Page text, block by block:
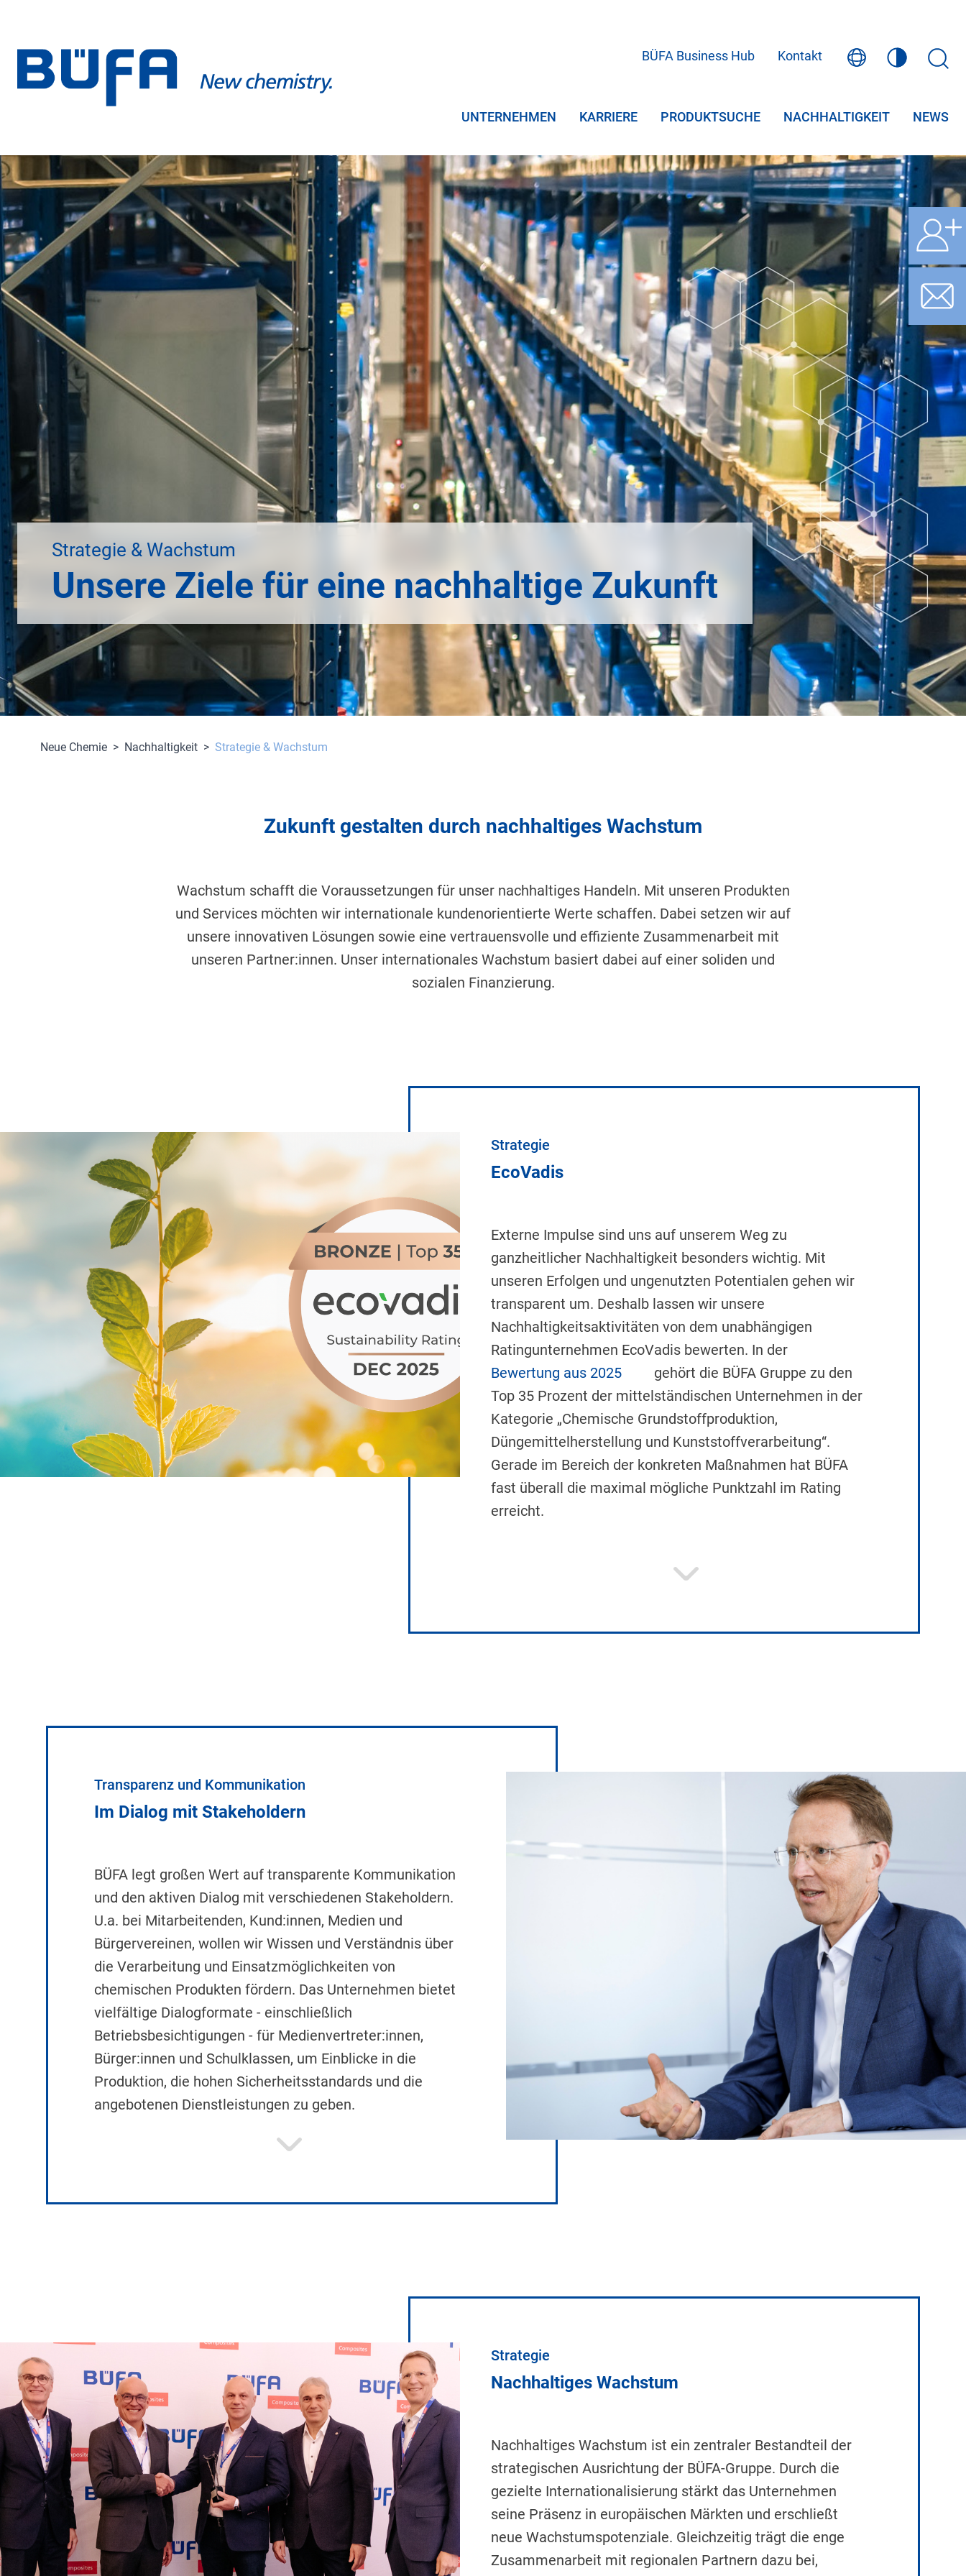
BÜFA Business Hub Kontakt
UNTERNEHMEN KARRIERE PRODUKTSUCHE NACHHALTIGKEIT NEWS
Strategie & Wachstum
Unsere Ziele für eine nachhaltige Zukunft
Neue Chemie > Nachhaltigkeit > Strategie & Wachstum
Zukunft gestalten durch nachhaltiges Wachstum
Wachstum schafft die Voraussetzungen für unser nachhaltiges Handeln. Mit unseren Produkten
und Services möchten wir internationale kundenorientierte Werte schaffen. Dabei setzen wir auf
unsere innovativen Lösungen sowie eine vertrauensvolle und effiziente Zusammenarbeit mit
unseren Partner:innen. Unser internationales Wachstum basiert dabei auf einer soliden und
sozialen Finanzierung.
Strategie
EcoVadis
Externe Impulse sind uns auf unserem Weg zu
ganzheitlicher Nachhaltigkeit besonders wichtig. Mit
unseren Erfolgen und ungenutzten Potentialen gehen wir
transparent um. Deshalb lassen wir unsere
Nachhaltigkeitsaktivitäten von dem unabhängigen
Ratingunternehmen EcoVadis bewerten. In der
Bewertung aus 2025
gehört die BÜFA Gruppe zu den
Top 35 Prozent der mittelständischen Unternehmen in der
Kategorie „Chemische Grundstoffproduktion,
Düngemittelherstellung und Kunststoffverarbeitung“.
Gerade im Bereich der konkreten Maßnahmen hat BÜFA
fast überall die maximal mögliche Punktzahl im Rating
erreicht.
Transparenz und Kommunikation
Im Dialog mit Stakeholdern
BÜFA legt großen Wert auf transparente Kommunikation
und den aktiven Dialog mit verschiedenen Stakeholdern.
U.a. bei Mitarbeitenden, Kund:innen, Medien und
Bürgervereinen, wollen wir Wissen und Verständnis über
die Verarbeitung und Einsatzmöglichkeiten von
chemischen Produkten fördern. Das Unternehmen bietet
vielfältige Dialogformate - einschließlich
Betriebsbesichtigungen - für Medienvertreter:innen,
Bürger:innen und Schulklassen, um Einblicke in die
Produktion, die hohen Sicherheitsstandards und die
angebotenen Dienstleistungen zu geben.
Strategie
Nachhaltiges Wachstum
Nachhaltiges Wachstum ist ein zentraler Bestandteil der
strategischen Ausrichtung der BÜFA-Gruppe. Durch die
gezielte Internationalisierung stärkt das Unternehmen
seine Präsenz in europäischen Märkten und erschließt
neue Wachstumspotenziale. Gleichzeitig trägt die enge
Zusammenarbeit mit regionalen Partnern dazu bei,